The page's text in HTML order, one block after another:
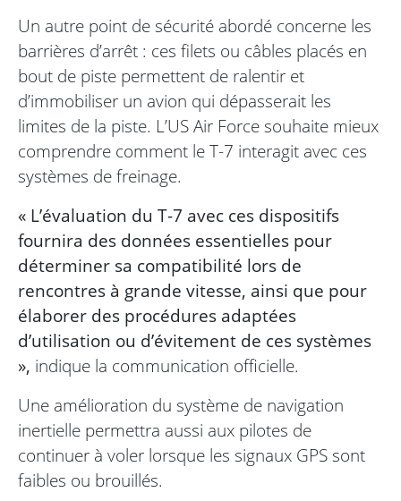
Un autre point de sécurité abordé concerne les
barrières d’arrêt : ces filets ou câbles placés en
bout de piste permettent de ralentir et
d’immobiliser un avion qui dépasserait les
limites de la piste. L’US Air Force souhaite mieux
comprendre comment le T-7 interagit avec ces
systèmes de freinage.
« L’évaluation du T-7 avec ces dispositifs
fournira des données essentielles pour
déterminer sa compatibilité lors de
rencontres à grande vitesse, ainsi que pour
élaborer des procédures adaptées
d’utilisation ou d’évitement de ces systèmes
», indique la communication officielle.
Une amélioration du système de navigation
inertielle permettra aussi aux pilotes de
continuer à voler lorsque les signaux GPS sont
faibles ou brouillés.